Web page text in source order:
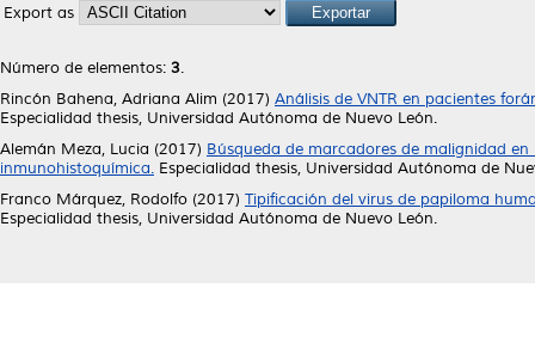
Export as
Número de elementos: 3.
Rincón Bahena, Adriana Alim (2017) Análisis de VNTR en pacientes
Especialidad thesis, Universidad Autónoma de Nuevo León.
Alemán Meza, Lucia (2017) Búsqueda de marcadores de malignidad
inmunohistoquímica. Especialidad thesis, Universidad Autónoma de
Franco Márquez, Rodolfo (2017) Tipificación del virus de papiloma
Especialidad thesis, Universidad Autónoma de Nuevo León.